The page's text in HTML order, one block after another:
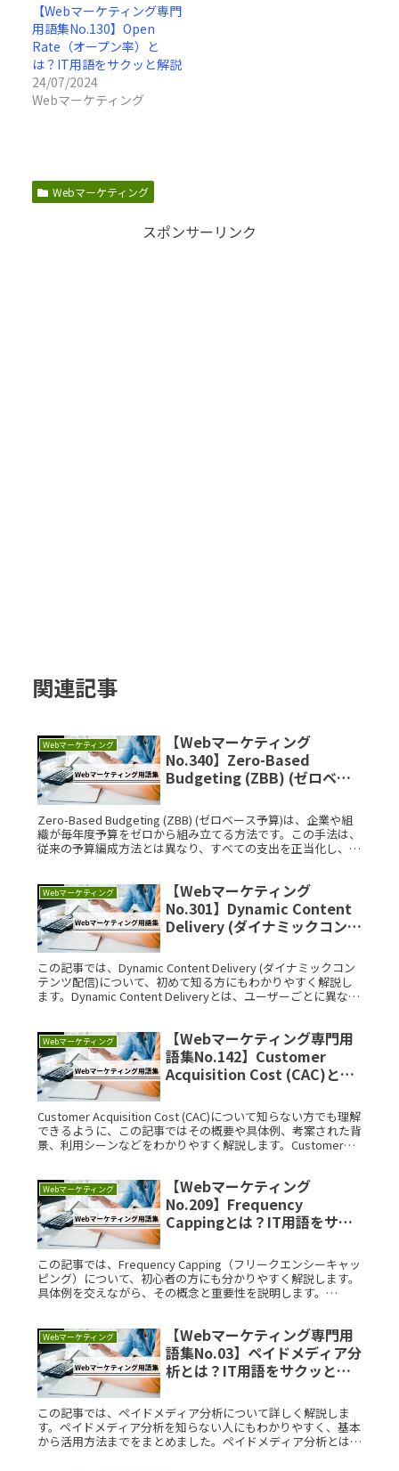
【Webマーケティング専門
用語集No.130】Open
Rate（オープン率）と
は？IT用語をサクッと解説
24/07/2024
Webマーケティング
Webマーケティング
スポンサーリンク
関連記事
Webマーケティング
【Webマーケティング
No.340】Zero-Based
Budgeting (ZBB) (ゼロベー
と解説
Zero-Based Budgeting (ZBB) (ゼロベース予算)は、企業や組
織が毎年度予算をゼロから組み立てる方法です。この手法は、
従来の予算編成方法とは異なり、すべての支出を正当化し、無
Webマーケティング
【Webマーケティング
No.301】Dynamic Content
Delivery (ダイナミックコンテ
ッと解説
この記事では、Dynamic Content Delivery (ダイナミックコン
テンツ配信)について、初めて知る方にもわかりやすく解説し
ます。Dynamic Content Deliveryとは、ユーザーごとに異なる
Webマーケティング
【Webマーケティング専門用
語集No.142】Customer
Acquisition Cost (CAC)と
Customer Acquisition Cost (CAC)について知らない方でも理解
できるように、この記事ではその概要や具体例、考案された背
景、利用シーンなどをわかりやすく解説します。Customer
Webマーケティング
【Webマーケティング
No.209】Frequency
Cappingとは？IT用語をサク
この記事では、Frequency Capping（フリークエンシーキャッ
ピング）について、初心者の方にも分かりやすく解説します。
具体例を交えながら、その概念と重要性を説明します。
Webマーケティング
【Webマーケティング専門用
語集No.03】ペイドメディア分
析とは？IT用語をサクッと解
この記事では、ペイドメディア分析について詳しく解説しま
す。ペイドメディア分析を知らない人にもわかりやすく、基本
から活用方法までをまとめました。ペイドメディア分析とは？